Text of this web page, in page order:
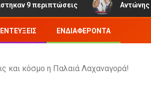
Αντώνης Σαμαράς:
ΕΝΔΙΑΦΈΡΟΝΤΑ
και κόσμο η Παλαιά Λαχαναγορά!